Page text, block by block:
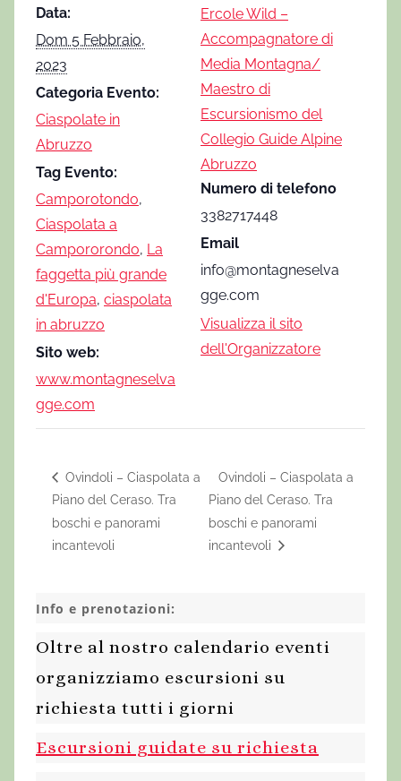
Data:
Dom 5 Febbraio,
2023
Categoria Evento:
Ciaspolate in
Abruzzo
Tag Evento:
Camporotondo,
Ciaspolata a
Campororondo, La
faggetta più grande
d'Europa, ciaspolata
in abruzzo
Sito web:
www.montagneselva
gge.com
Ercole Wild –
Accompagnatore di
Media Montagna/
Maestro di
Escursionismo del
Collegio Guide Alpine
Abruzzo
Numero di telefono
3382717448
Email
info@montagneselva
gge.com
Visualizza il sito
dell'Organizzatore
Ovindoli – Ciaspolata a
Piano del Ceraso. Tra
boschi e panorami
incantevoli
Ovindoli – Ciaspolata a
Piano del Ceraso. Tra
boschi e panorami
incantevoli
Info e prenotazioni:
Oltre al nostro calendario eventi
organizziamo escursioni su
richiesta tutti i giorni
Escursioni guidate su richiesta